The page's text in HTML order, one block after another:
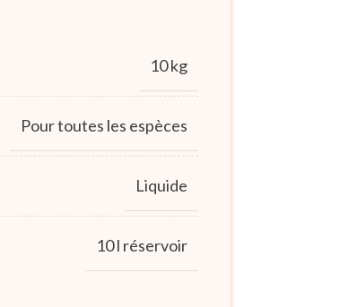
10 kg
Pour toutes les espèces
Liquide
10 l réservoir